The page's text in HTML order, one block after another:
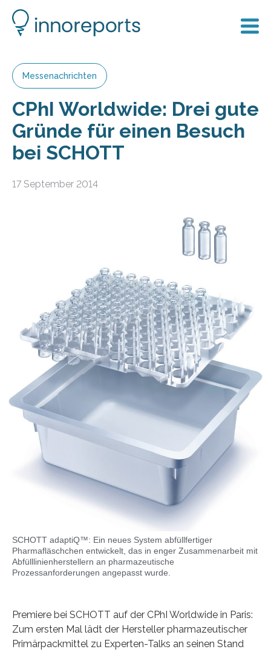
Messenachrichten
CPhI Worldwide: Drei gute
Gründe für einen Besuch
bei SCHOTT
17 September 2014
SCHOTT adaptiQ™: Ein neues System abfüllfertiger
Pharmafläschchen entwickelt, das in enger Zusammenarbeit mit
Abfülllinienherstellern an pharmazeutische
Prozessanforderungen angepasst wurde.
Premiere bei SCHOTT auf der CPhI Worldwide in Paris:
Zum ersten Mal lädt der Hersteller pharmazeutischer
Primärpackmittel zu Experten-Talks an seinen Stand